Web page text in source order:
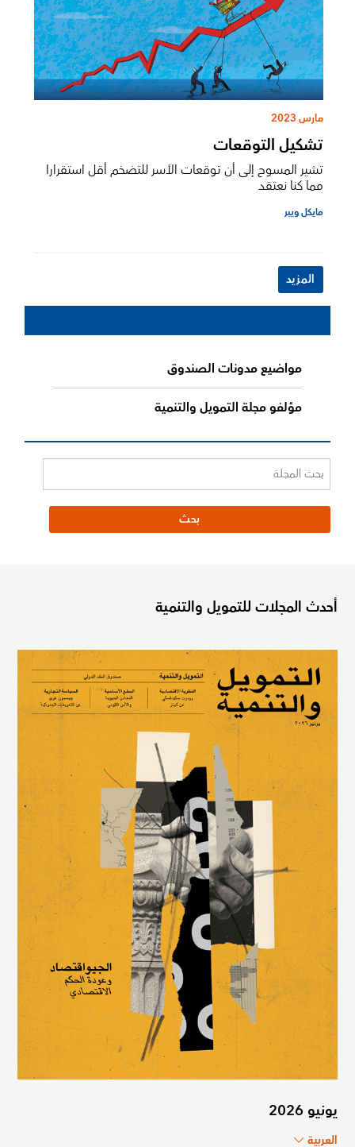
مارس 2023
تشكيل التوقعات
تشير المسوح إلى أن توقعات الأسر للتضخم أقل استقرارا
مما كنا نعتقد
مايكل ويبر
المزيد
مواضيع مدونات الصندوق
مؤلفو مجلة التمويل والتنمية
أحدث المجلات للتمويل والتنمية
يونيو 2026
العربية